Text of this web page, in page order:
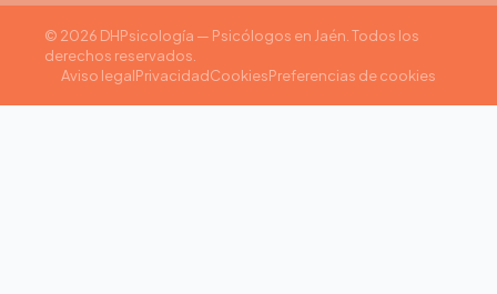
© 2026 DHPsicología — Psicólogos en Jaén. Todos los
derechos reservados.
Aviso legalPrivacidadCookiesPreferencias de cookies